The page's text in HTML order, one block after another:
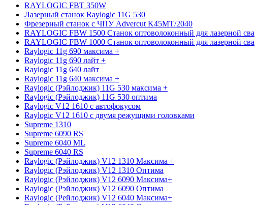
RAYLOGIC FBT 350W
Лазерный станок Raylogic 11G 530
Фрезерный станок с ЧПУ Advercut K45MT/2040
RAYLOGIC FBW 1500 Станок оптоволоконный для лазерной
RAYLOGIC FBW 1000 Станок оптоволоконный для лазерной
Raylogic 11g 690 максима +
Raylogic 11g 690 лайт +
Raylogic 11g 640 лайт
Raylogic 11g 640 максима +
Raylogic (Рэйлоджик) 11G 530 максима +
Raylogic (Рэйлоджик) 11G 530 оптима
Raylogic V12 1610 с автофокусом
Raylogic V12 1610 с двумя режущими головками
Supreme 1310
Supreme 6090 RS
Supreme 6040 ML
Supreme 6040 RS
Raylogic (Рэйлоджик) V12 1310 Максима +
Raylogic (Рэйлоджик) V12 1310 Оптима
Raylogic (Рэйлоджик) V12 6090 Максима+
Raylogic (Рэйлоджик) V12 6090 Оптима
Raylogic (Рейлоджик) V12 6040 Максима+